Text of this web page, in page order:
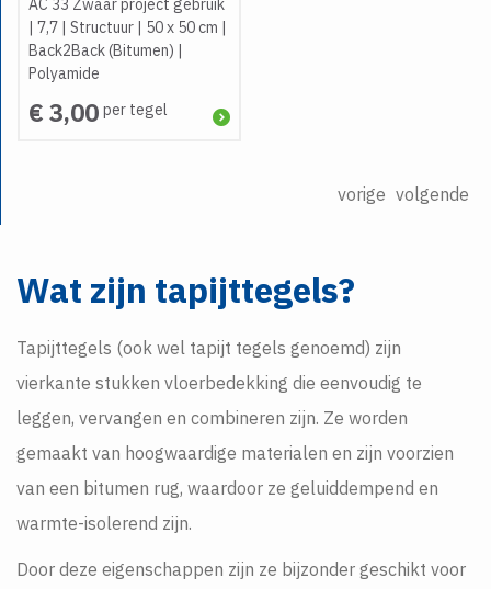
AC 33 Zwaar project gebruik
| 7,7 | Structuur | 50 x 50 cm |
Back2Back (Bitumen) |
Polyamide
€ 3,00 per tegel
vorige volgende
Wat zijn tapijttegels?
Tapijttegels (ook wel tapijt tegels genoemd) zijn
vierkante stukken vloerbedekking die eenvoudig te
leggen, vervangen en combineren zijn. Ze worden
gemaakt van hoogwaardige materialen en zijn voorzien
van een bitumen rug, waardoor ze geluiddempend en
warmte-isolerend zijn.
Door deze eigenschappen zijn ze bijzonder geschikt voor